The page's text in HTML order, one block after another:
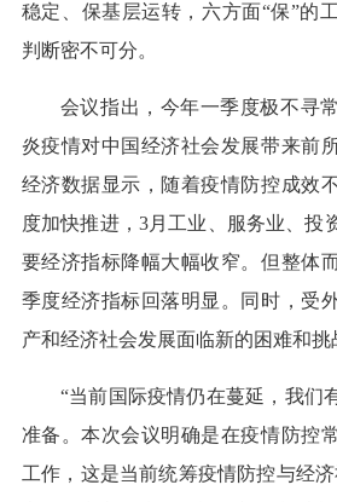
稳定、保基层运转，六方面“保”的
判断密不可分。
会议指出，今年一季度极不寻
炎疫情对中国经济社会发展带来前
经济数据显示，随着疫情防控成效
度加快推进，3月工业、服务业、投
要经济指标降幅大幅收窄。但整体
季度经济指标回落明显。同时，受
产和经济社会发展面临新的困难和挑
“当前国际疫情仍在蔓延，我们
准备。本次会议明确是在疫情防控
工作，这是当前统筹疫情防控与经